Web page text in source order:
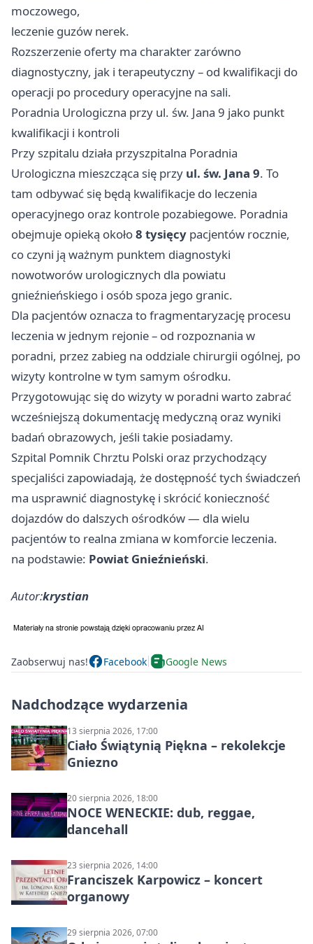
moczowego,
leczenie guzów nerek.
Rozszerzenie oferty ma charakter zarówno
diagnostyczny, jak i terapeutyczny – od kwalifikacji do
operacji po procedury operacyjne na sali.
Poradnia Urologiczna przy ul. św. Jana 9 jako punkt
kwalifikacji i kontroli
Przy szpitalu działa przyszpitalna Poradnia
Urologiczna mieszcząca się przy ul. św. Jana 9. To
tam odbywać się będą kwalifikacje do leczenia
operacyjnego oraz kontrole pozabiegowe. Poradnia
obejmuje opieką około8 tysięcy pacjentów rocznie,
co czyni ją ważnym punktem diagnostyki
nowotworów urologicznych dla powiatu
gnieźnieńskiego i osób spoza jego granic.
Dla pacjentów oznacza to fragmentaryzację procesu
leczenia w jednym rejonie – od rozpoznania w
poradni, przez zabieg na oddziale chirurgii ogólnej, po
wizyty kontrolne w tym samym ośrodku.
Przygotowując się do wizyty w poradni warto zabrać
wcześniejszą dokumentację medyczną oraz wyniki
badań obrazowych, jeśli takie posiadamy.
Szpital Pomnik Chrztu Polski oraz przychodzący
specjaliści zapowiadają, że dostępność tych świadczeń
ma usprawnić diagnostykę i skrócić konieczność
dojazdów do dalszych ośrodków — dla wielu
pacjentów to realna zmiana w komforcie leczenia.
na podstawie: Powiat Gnieźnieński.
Autor:krystian
Zaobserwuj nas! Facebook Google News
Nadchodzące wydarzenia
13 sierpnia 2026, 17:00
Ciało Świątynią Piękna – rekolekcje
Gniezno
20 sierpnia 2026, 18:00
NOCE WENECKIE: dub, reggae,
dancehall
23 sierpnia 2026, 14:00
Franciszek Karpowicz – koncert
organowy
29 sierpnia 2026, 07:00